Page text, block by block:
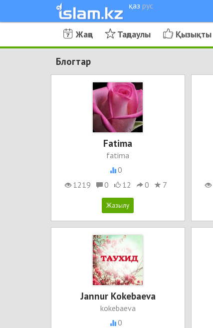
қаз рус
Жаңа Таңдаулы Қызықты
Блогтар
Fatima
fatima
0
1219
0 12 0 7
Jannur Kokebaeva
kokebaeva
0